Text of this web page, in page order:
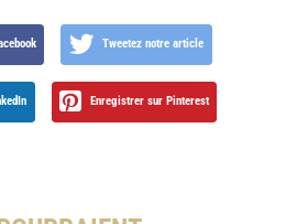
Tweetez notre article
Enregistrer sur Pinterest